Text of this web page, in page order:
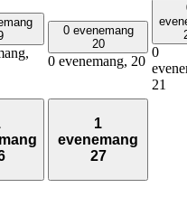
0 evenemang
20
0 evenemang, 20
0
21
1
evenemang
27